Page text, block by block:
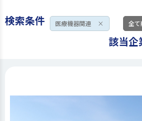
検索条件 医療機器関連 × 全て
該当企